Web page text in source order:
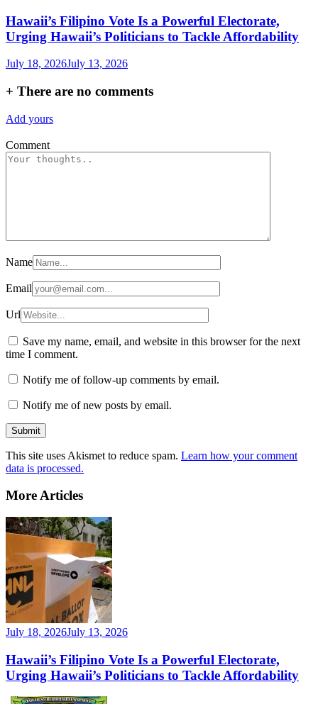
Hawaii’s Filipino Vote Is a Powerful Electorate,
Urging Hawaii’s Politicians to Tackle Affordability
July 18, 2026July 13, 2026
+ There are no comments
Add yours
Comment
Name
Email
Url
Save my name, email, and website in this browser for the next
time I comment.
Notify me of follow-up comments by email.
Notify me of new posts by email.
This site uses Akismet to reduce spam. Learn how your comment
data is processed.
More Articles
July 18, 2026July 13, 2026
Hawaii’s Filipino Vote Is a Powerful Electorate,
Urging Hawaii’s Politicians to Tackle Affordability